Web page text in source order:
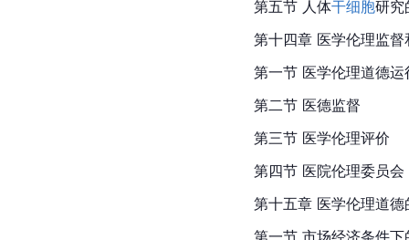
第五节 人体干细胞研究
第十四章 医学伦理监督
第一节 医学伦理道德运
第二节 医德监督
第三节 医学伦理评价
第四节 医院伦理委员会
第十五章 医学伦理道
第一节 市场经济条件下